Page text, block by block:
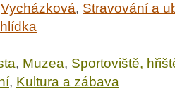
Vycházková, Stravování a
, Muzea, Sportoviště,
, Kultura a zábava